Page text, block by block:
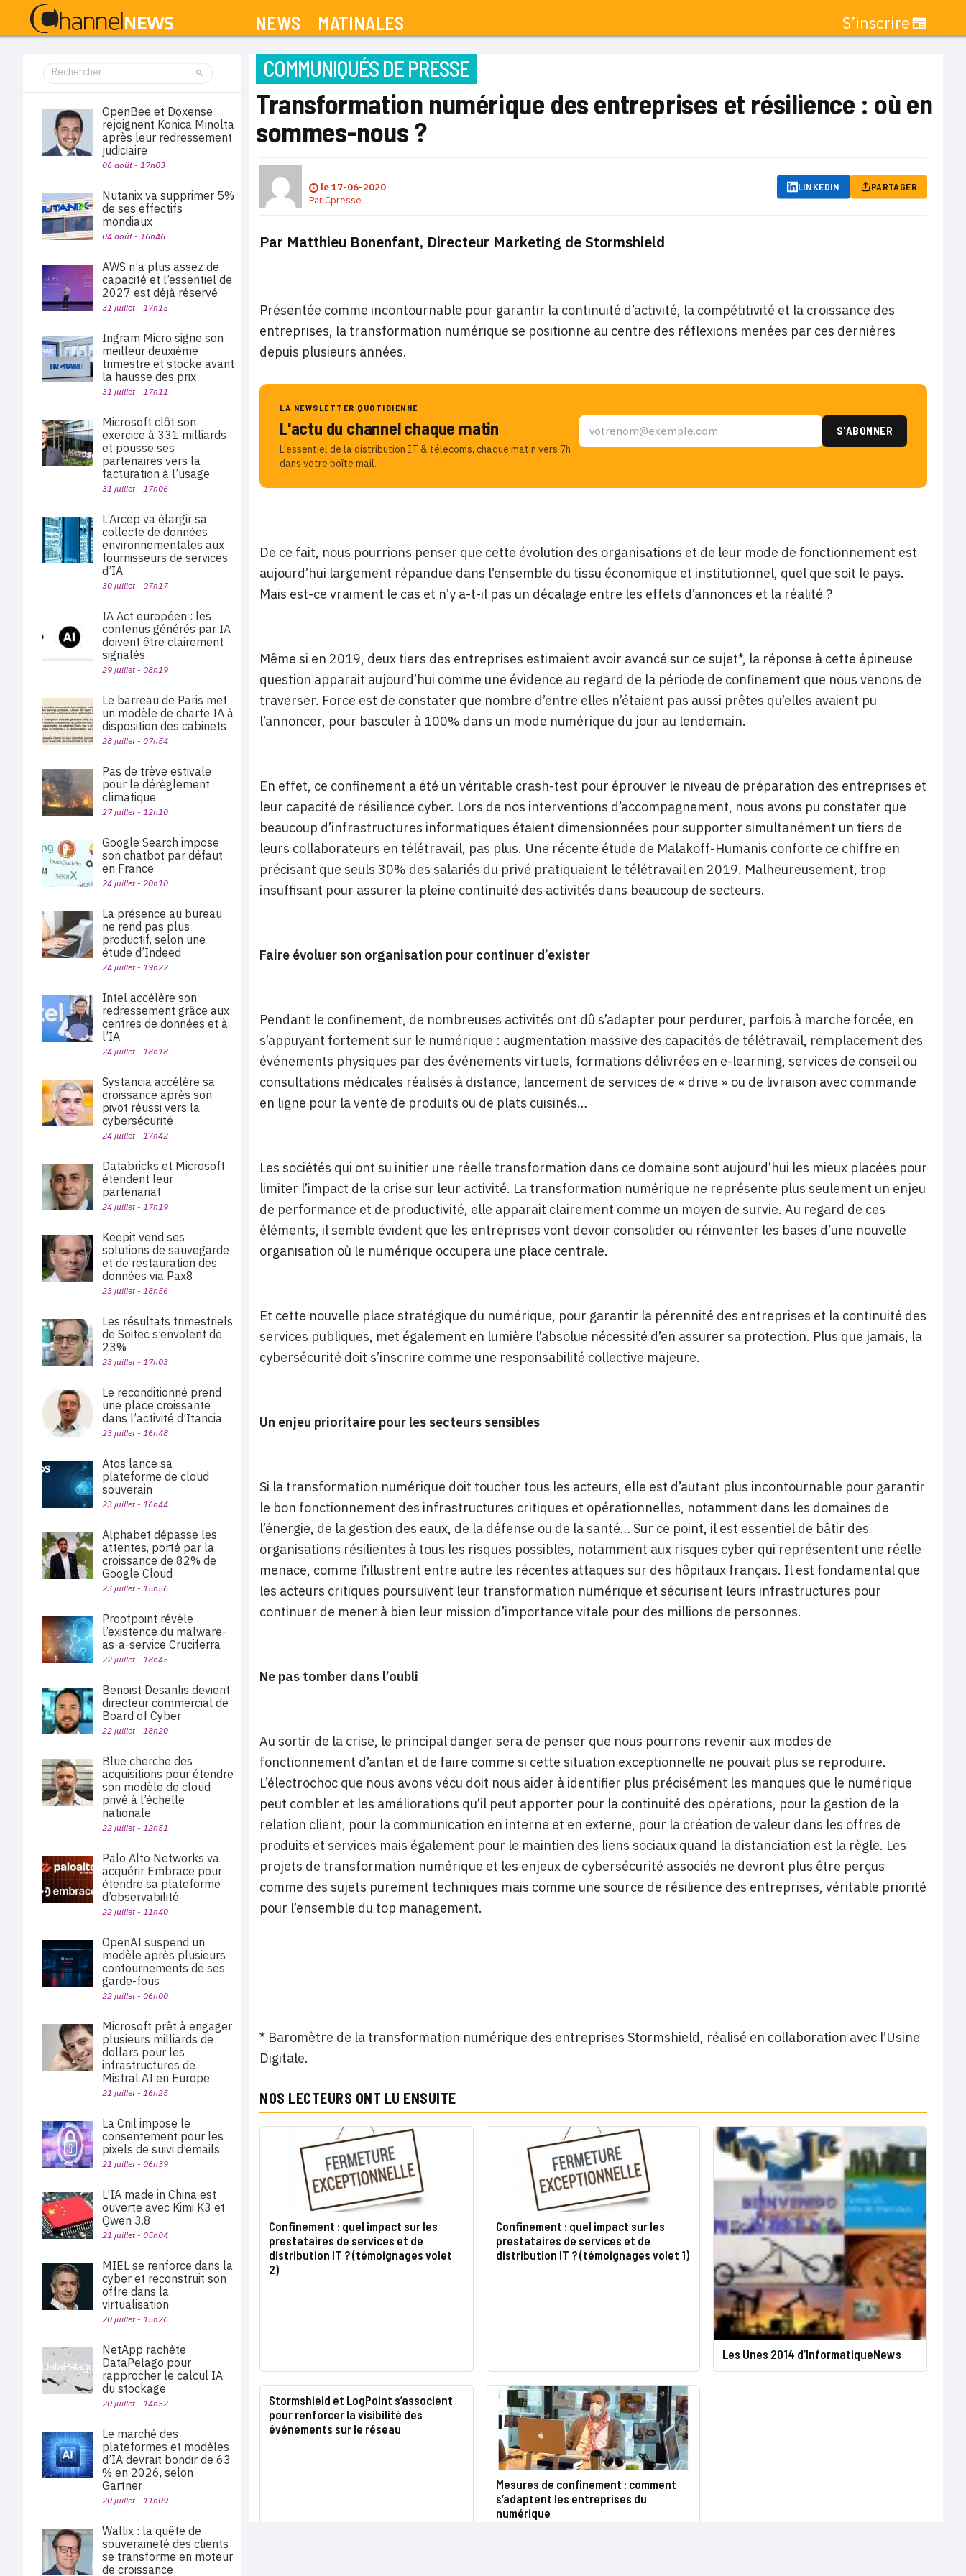
NEWS MATINALES S’inscrire
COMMUNIQUÉS DE PRESSE
Transformation numérique des entreprises et résilience : où en
sommes-nous ?
le17-06-2020
ParCpresse
LINKEDIN PARTAGER
Par Matthieu Bonenfant, Directeur Marketing de Stormshield
Présentée comme incontournable pour garantir la continuité d’activité, la compétitivité et la croissance des
entreprises, la transformation numérique se positionne au centre des réflexions menées par ces dernières
depuis plusieurs années.
LA NEWSLETTER QUOTIDIENNE
L'actu du channel chaque matin
L'essentiel de la distribution IT & télécoms, chaque matin vers 7h
dans votre boîte mail.
De ce fait, nous pourrions penser que cette évolution des organisations et de leur mode de fonctionnement est
aujourd’hui largement répandue dans l’ensemble du tissu économique et institutionnel, quel que soit le pays.
Mais est-ce vraiment le cas et n’y a-t-il pas un décalage entre les effets d’annonces et la réalité ?
Même si en 2019, deux tiers des entreprises estimaient avoir avancé sur ce sujet*, la réponse à cette épineuse
question apparait aujourd’hui comme une évidence au regard de la période de confinement que nous venons de
traverser. Force est de constater que nombre d’entre elles n’étaient pas aussi prêtes qu’elles avaient pu
l’annoncer, pour basculer à 100% dans un mode numérique du jour au lendemain.
En effet, ce confinement a été un véritable crash-test pour éprouver le niveau de préparation des entreprises et
leur capacité de résilience cyber. Lors de nos interventions d’accompagnement, nous avons pu constater que
beaucoup d’infrastructures informatiques étaient dimensionnées pour supporter simultanément un tiers de
leurs collaborateurs en télétravail, pas plus. Une récente étude de Malakoff-Humanis conforte ce chiffre en
précisant que seuls 30% des salariés du privé pratiquaient le télétravail en 2019. Malheureusement, trop
insuffisant pour assurer la pleine continuité des activités dans beaucoup de secteurs.
Faire évoluer son organisation pour continuer d’exister
Pendant le confinement, de nombreuses activités ont dû s’adapter pour perdurer, parfois à marche forcée, en
s’appuyant fortement sur le numérique : augmentation massive des capacités de télétravail, remplacement des
événements physiques par des événements virtuels, formations délivrées en e-learning, services de conseil ou
consultations médicales réalisés à distance, lancement de services de « drive » ou de livraison avec commande
en ligne pour la vente de produits ou de plats cuisinés…
Les sociétés qui ont su initier une réelle transformation dans ce domaine sont aujourd’hui les mieux placées pour
limiter l’impact de la crise sur leur activité. La transformation numérique ne représente plus seulement un enjeu
de performance et de productivité, elle apparait clairement comme un moyen de survie. Au regard de ces
éléments, il semble évident que les entreprises vont devoir consolider ou réinventer les bases d’une nouvelle
organisation où le numérique occupera une place centrale.
Et cette nouvelle place stratégique du numérique, pour garantir la pérennité des entreprises et la continuité des
services publiques, met également en lumière l’absolue nécessité d’en assurer sa protection. Plus que jamais, la
cybersécurité doit s’inscrire comme une responsabilité collective majeure.
Un enjeu prioritaire pour les secteurs sensibles
Si la transformation numérique doit toucher tous les acteurs, elle est d’autant plus incontournable pour garantir
le bon fonctionnement des infrastructures critiques et opérationnelles, notamment dans les domaines de
l’énergie, de la gestion des eaux, de la défense ou de la santé… Sur ce point, il est essentiel de bâtir des
organisations résilientes à tous les risques possibles, notamment aux risques cyber qui représentent une réelle
menace, comme l’illustrent entre autre les récentes attaques sur des hôpitaux français. Il est fondamental que
les acteurs critiques poursuivent leur transformation numérique et sécurisent leurs infrastructures pour
continuer de mener à bien leur mission d’importance vitale pour des millions de personnes.
Ne pas tomber dans l’oubli
Au sortir de la crise, le principal danger sera de penser que nous pourrons revenir aux modes de
fonctionnement d’antan et de faire comme si cette situation exceptionnelle ne pouvait plus se reproduire.
L’électrochoc que nous avons vécu doit nous aider à identifier plus précisément les manques que le numérique
peut combler et les améliorations qu’il peut apporter pour la continuité des opérations, pour la gestion de la
relation client, pour la communication en interne et en externe, pour la création de valeur dans les offres de
produits et services mais également pour le maintien des liens sociaux quand la distanciation est la règle. Les
projets de transformation numérique et les enjeux de cybersécurité associés ne devront plus être perçus
comme des sujets purement techniques mais comme une source de résilience des entreprises, véritable priorité
pour l’ensemble du top management.
* Baromètre de la transformation numérique des entreprises Stormshield, réalisé en collaboration avec l’Usine
Digitale.
NOS LECTEURS ONT LU ENSUITE
Confinement : quel impact sur les
prestataires de services et de
distribution IT ? (témoignages volet
2)
Confinement : quel impact sur les
prestataires de services et de
distribution IT ? (témoignages volet 1)
Les Unes 2014 d’InformatiqueNews
Stormshield et LogPoint s’associent
pour renforcer la visibilité des
événements sur le réseau
Mesures de confinement : comment
s’adaptent les entreprises du
numérique
OpenBee et Doxense
rejoignent Konica Minolta
après leur redressement
judiciaire
06 août - 17h03
Nutanix va supprimer 5%
de ses effectifs
mondiaux
04 août - 16h46
AWS n’a plus assez de
capacité et l’essentiel de
2027 est déjà réservé
31 juillet - 17h15
Ingram Micro signe son
meilleur deuxième
trimestre et stocke avant
la hausse des prix
31 juillet - 17h11
Microsoft clôt son
exercice à 331 milliards
et pousse ses
partenaires vers la
facturation à l’usage
31 juillet - 17h06
L’Arcep va élargir sa
collecte de données
environnementales aux
fournisseurs de services
d’IA
30 juillet - 07h17
IA Act européen : les
contenus générés par IA
doivent être clairement
signalés
29 juillet - 08h19
Le barreau de Paris met
un modèle de charte IA à
disposition des cabinets
28 juillet - 07h54
Pas de trève estivale
pour le dérèglement
climatique
27 juillet - 12h10
Google Search impose
son chatbot par défaut
en France
24 juillet - 20h10
La présence au bureau
ne rend pas plus
productif, selon une
étude d’Indeed
24 juillet - 19h22
Intel accélère son
redressement grâce aux
centres de données et à
l’IA
24 juillet - 18h18
Systancia accélère sa
croissance après son
pivot réussi vers la
cybersécurité
24 juillet - 17h42
Databricks et Microsoft
étendent leur
partenariat
24 juillet - 17h19
Keepit vend ses
solutions de sauvegarde
et de restauration des
données via Pax8
23 juillet - 18h56
Les résultats trimestriels
de Soitec s’envolent de
23%
23 juillet - 17h03
Le reconditionné prend
une place croissante
dans l’activité d’Itancia
23 juillet - 16h48
Atos lance sa
plateforme de cloud
souverain
23 juillet - 16h44
Alphabet dépasse les
attentes, porté par la
croissance de 82% de
Google Cloud
23 juillet - 15h56
Proofpoint révèle
l’existence du malware-
as-a-service Cruciferra
22 juillet - 18h45
Benoist Desanlis devient
directeur commercial de
Board of Cyber
22 juillet - 18h20
Blue cherche des
acquisitions pour étendre
son modèle de cloud
privé à l’échelle
nationale
22 juillet - 12h51
Palo Alto Networks va
acquérir Embrace pour
étendre sa plateforme
d’observabilité
22 juillet - 11h40
OpenAI suspend un
modèle après plusieurs
contournements de ses
garde-fous
22 juillet - 06h00
Microsoft prêt à engager
plusieurs milliards de
dollars pour les
infrastructures de
Mistral AI en Europe
21 juillet - 16h25
La Cnil impose le
consentement pour les
pixels de suivi d’emails
21 juillet - 06h39
L’IA made in China est
ouverte avec Kimi K3 et
Qwen 3.8
21 juillet - 05h04
MIEL se renforce dans la
cyber et reconstruit son
offre dans la
virtualisation
20 juillet - 15h26
NetApp rachète
DataPelago pour
rapprocher le calcul IA
du stockage
20 juillet - 14h52
Le marché des
plateformes et modèles
d’IA devrait bondir de 63
% en 2026, selon
Gartner
20 juillet - 11h09
Wallix : la quête de
souveraineté des clients
se transforme en moteur
de croissance